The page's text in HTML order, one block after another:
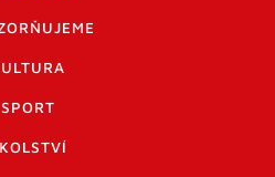
SPORT